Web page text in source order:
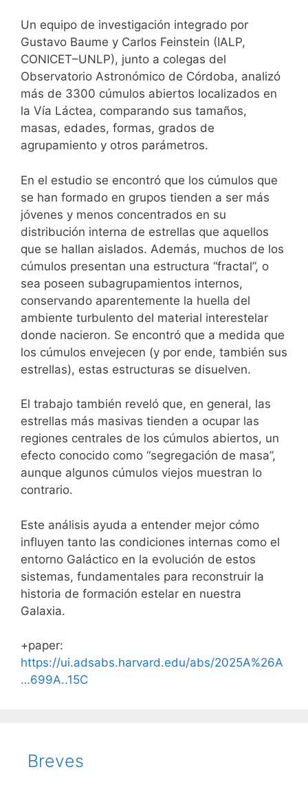
Un equipo de investigación integrado por
Gustavo Baume y Carlos Feinstein (IALP,
CONICET–UNLP), junto a colegas del
Observatorio Astronómico de Córdoba, analizó
más de 3300 cúmulos abiertos localizados en
la Vía Láctea, comparando sus tamaños,
masas, edades, formas, grados de
agrupamiento y otros parámetros.
En el estudio se encontró que los cúmulos que
se han formado en grupos tienden a ser más
jóvenes y menos concentrados en su
distribución interna de estrellas que aquellos
que se hallan aislados. Además, muchos de los
cúmulos presentan una estructura “fractal”, o
sea poseen subagrupamientos internos,
conservando aparentemente la huella del
ambiente turbulento del material interestelar
donde nacieron. Se encontró que a medida que
los cúmulos envejecen (y por ende, también sus
estrellas), estas estructuras se disuelven.
El trabajo también reveló que, en general, las
estrellas más masivas tienden a ocupar las
regiones centrales de los cúmulos abiertos, un
efecto conocido como “segregación de masa”,
aunque algunos cúmulos viejos muestran lo
contrario.
Este análisis ayuda a entender mejor cómo
influyen tanto las condiciones internas como el
entorno Galáctico en la evolución de estos
sistemas, fundamentales para reconstruir la
historia de formación estelar en nuestra
Galaxia.
+paper:
https://ui.adsabs.harvard.edu/abs/2025A%26A
…699A..15C
Breves